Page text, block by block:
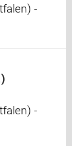
-
-